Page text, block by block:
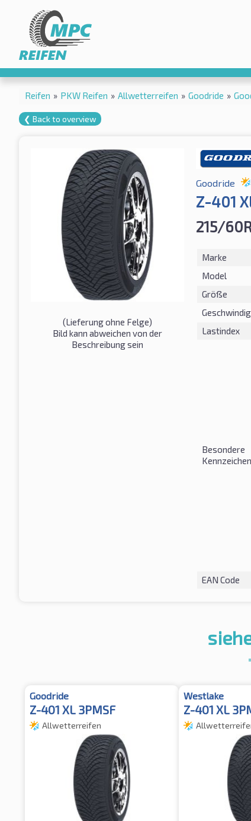
Reifen » PKW Reifen » Allwetterreifen » Goodride »
❮ Back to overview
(Lieferung ohne Felge)
Bild kann abweichen von der
Beschreibung sein
Goodride
Z-401
215/
Marke
Model
Größe
Lastindex
Besondere
Kennzeichen
EAN Code
Goodride
Z-401 XL 3PMSF
Allwetterreifen
Westlake
Z-401 XL